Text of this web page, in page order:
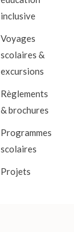
inclusive
Voyages
scolaires &
excursions
Règlements
& brochures
Programmes
scolaires
Projets